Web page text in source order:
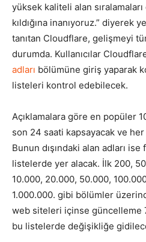
yüksek kaliteli alan
kıldığına inanıyoruz.” diyerek
tanıtan Cloudflare, gelişmeyi
durumda. Kullanıcılar
adları bölümüne giriş yaparak
listeleri kontrol edebilecek.
Açıklamalara göre en popüler
son 24 saati kapsayacak ve
Bunun dışındaki alan adları ise
listelerde yer alacak. İlk 200,
10.000, 20.000, 50.000,
1.000.000. gibi bölümler
web siteleri içinse güncelleme
bu listelerde değişikliğe